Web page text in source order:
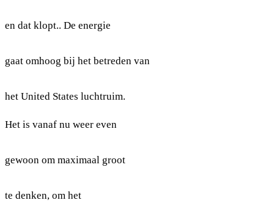
en dat klopt.. De energie
gaat omhoog bij het betreden van
het United States luchtruim.
Het is vanaf nu weer even
gewoon om maximaal groot
te denken, om het